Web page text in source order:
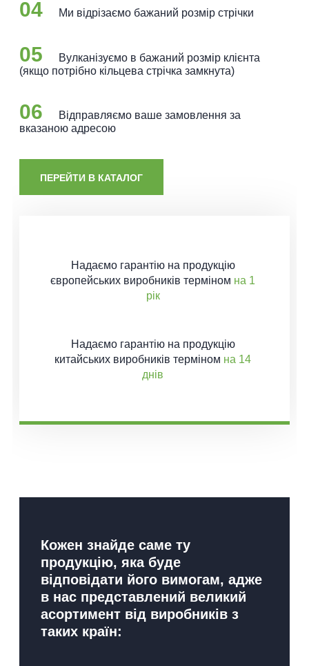
04 Ми відрізаємо бажаний розмір стрічки
05
Вулканізуємо в бажаний розмір клієнта
(якщо потрібно кільцева стрічка замкнута)
06
Відправляємо ваше замовлення за
вказаною адресою
ПЕРЕЙТИ В КАТАЛОГ
Надаємо гарантіюна продукцію
європейських виробників терміном на 1
рік
Надаємо гарантіюна продукцію
китайських виробників терміном на 14
днів
Кожен знайде саме ту
продукцію, яка буде
відповідати його вимогам, адже
в нас представлений великий
асортимент від виробників з
таких країн: